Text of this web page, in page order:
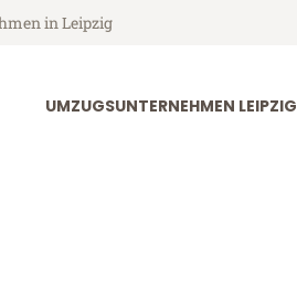
in Leipzig
UMZUGSUNTERNEHMEN LEIPZIG